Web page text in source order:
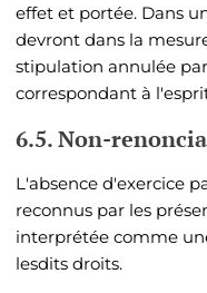
effet et portée. Dans
devront dans la
stipulation annulée
correspondant à
6.5. Non-
L'absence d'exercice
reconnus par les
interprétée comme
lesdits droits.